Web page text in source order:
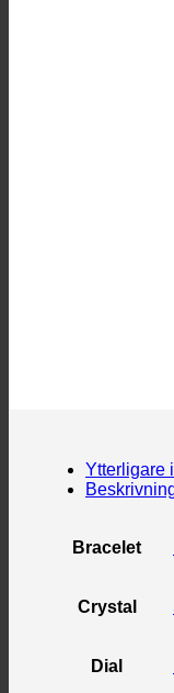
Ytterligare
Bracelet
Crystal
Dial